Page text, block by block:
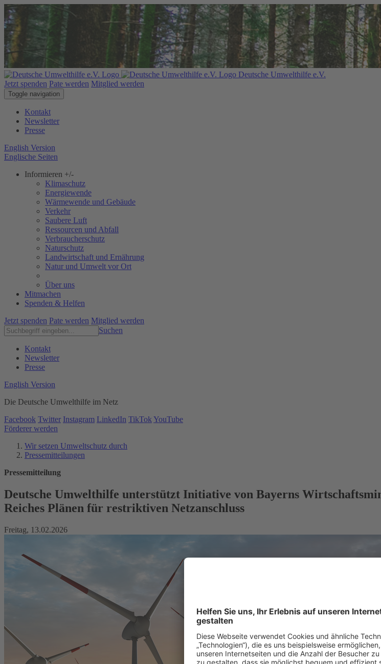
Deutsche Umwelthilfe e.V.
Jetzt spenden Pate werden Mitglied werden
Toggle navigation
Kontakt
Newsletter
Presse
English Version
Englische Seiten
Informieren +/-
Klimaschutz
Energiewende
Wärmewende und Gebäude
Verkehr
Saubere Luft
Ressourcen und Abfall
Verbraucherschutz
Naturschutz
Landwirtschaft und Ernährung
Natur und Umwelt vor Ort
Über uns
Mitmachen
Spenden & Helfen
Jetzt spenden Pate werden Mitglied werden
Suchen
Kontakt
Newsletter
Presse
English Version
Die Deutsche Umwelthilfe im Netz
Facebook Twitter Instagram LinkedIn TikTok YouTube
Förderer werden
Wir setzen Umweltschutz durch
Pressemitteilungen
Pressemitteilung
Deutsche Umwelthilfe unterstützt Initiative von Bayerns
Reiches Plänen für restriktiven Netzanschluss
Freitag, 13.02.2026